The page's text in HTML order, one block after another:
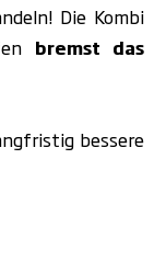
Die Kombi
bremst das
bessere